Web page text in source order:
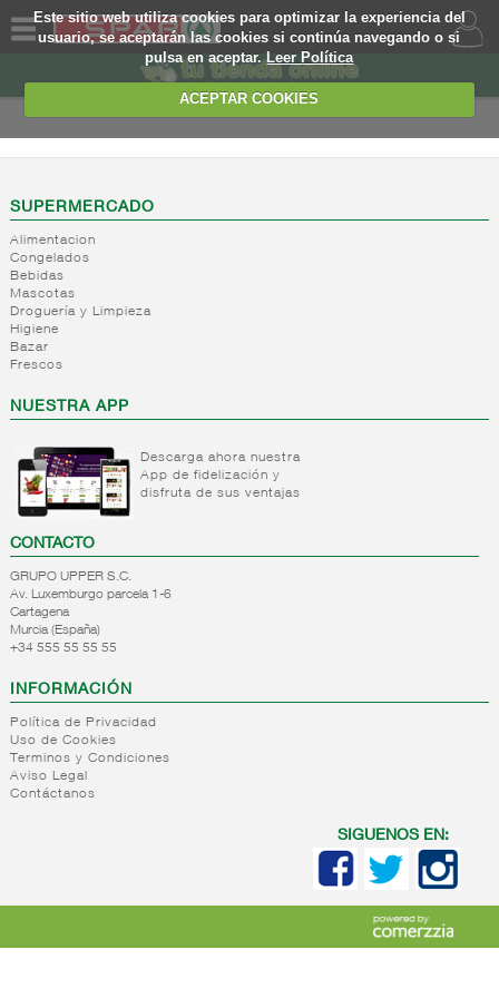
Este sitio web utiliza cookies para optimizar la experiencia del
usuario, se aceptarán las cookies si continúa navegando o si
pulsa en aceptar.Leer Política
ACEPTAR COOKIES
SOMOS
WEB
EJEMPLO
SUPERMERCADO
Alimentacion
Congelados
Bebidas
Mascotas
Droguería y Limpieza
Higiene
Bazar
Frescos
NUESTRA APP
Descarga ahora nuestra
App de fidelización y
disfruta de sus ventajas
CONTACTO
GRUPO UPPER S.C.
Av. Luxemburgo parcela 1-6
Cartagena
Murcia (España)
+34 555 55 55 55
INFORMACIÓN
Política de Privacidad
Uso de Cookies
Terminos y Condiciones
Aviso Legal
Contáctanos
SIGUENOS EN: